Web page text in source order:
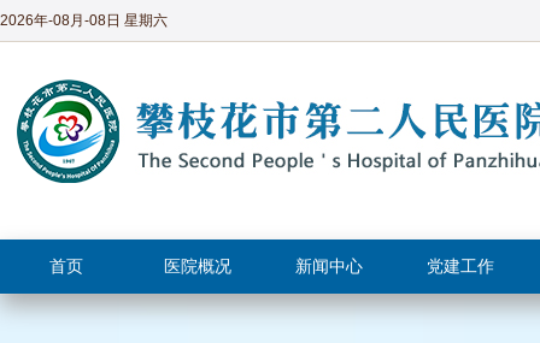
2026年-08月-08日 星期六
首页 医院概况 新闻中心 党建工作